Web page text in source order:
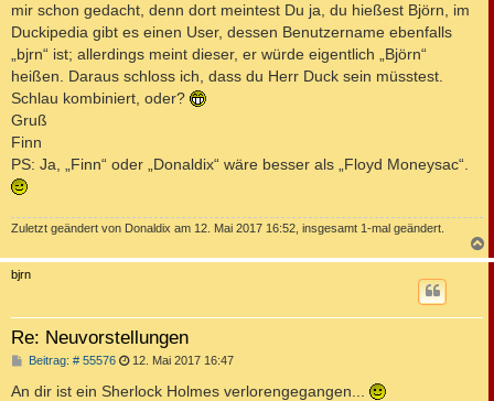
mir schon gedacht, denn dort meintest Du ja, du hießest Björn, im
Duckipedia gibt es einen User, dessen Benutzername ebenfalls
„bjrn“ ist; allerdings meint dieser, er würde eigentlich „Björn“
heißen. Daraus schloss ich, dass du Herr Duck sein müsstest.
Schlau kombiniert, oder?
Gruß
Finn
PS: Ja, „Finn“ oder „Donaldix“ wäre besser als „Floyd Moneysac“.
Zuletzt geändert von Donaldix am 12. Mai 2017 16:52, insgesamt 1-mal geändert.
a
bjrn
Re: Neuvorstellungen
Beitrag: # 55576B
i
12. Mai 2017 16:47
An dir ist ein Sherlock Holmes verlorengegangen...